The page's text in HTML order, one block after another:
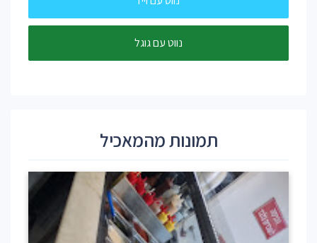
נווט עם גוגל
תמונות מהמאכיל